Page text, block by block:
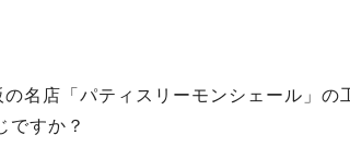
名店「パティスリーモンシェール」の
ですか？